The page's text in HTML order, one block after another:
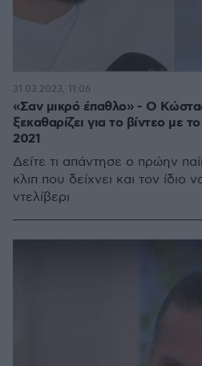
«Σαν μικρό έπαθλο» - Ο
ξεκαθαρίζει για το βίντεο με
2021
Δείτε τι απάντησε ο πρώην
κλιπ που δείχνει και τον ίδιο
ντελίβερι
31.03.2023, 11:06